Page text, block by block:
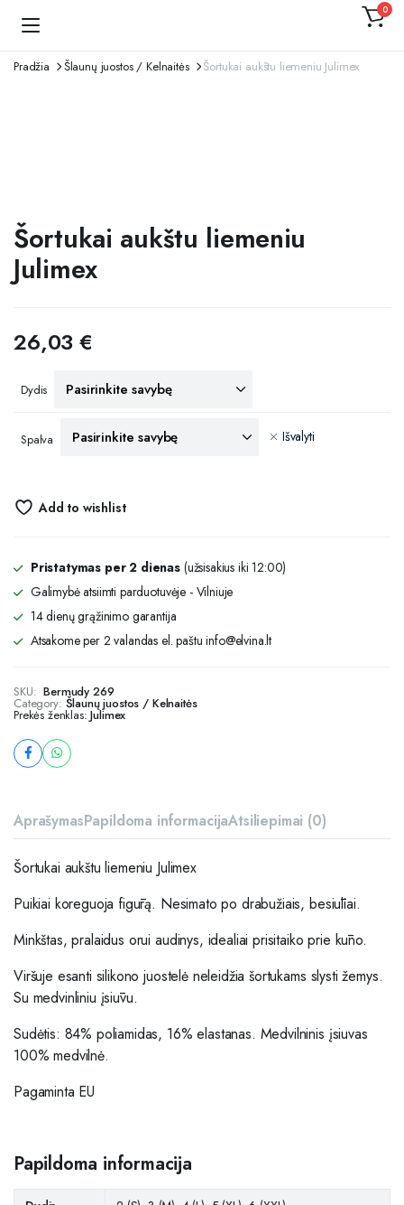
0
Pradžia Šlaunų juostos / Kelnaitės Šortukai aukštu liemeniu Julimex
Šortukai aukštu liemeniu
Julimex
26,03€
Dydis
Spalva Išvalyti
Add to wishlist
Pristatymas per 2 dienas (užsisakius iki 12:00)
Galimybė atsiimti parduotuvėje - Vilniuje
14 dienų grąžinimo garantija
Atsakome per 2 valandas el. paštu info@elvina.lt
SKU: Bermudy 269
Category: Šlaunų juostos / Kelnaitės
Prekės ženklas:Julimex
AprašymasPapildoma informacijaAtsiliepimai (0)
Šortukai aukštu liemeniu Julimex
Puikiai koreguoja figūrą. Nesimato po drabužiais, besiūliai.
Minkštas, pralaidus orui audinys, idealiai prisitaiko prie kūno.
Viršuje esanti silikono juostelė neleidžia šortukams slysti žemys.
Su medvinliniu įsiūvu.
Sudėtis: 84% poliamidas, 16% elastanas. Medvilninis įsiuvas
100% medvilnė.
Pagaminta EU
Papildoma informacija